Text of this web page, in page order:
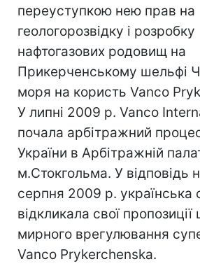
переуступкою нею прав на
геологорозвідку і розробку
нафтогазових родовищ на
Прикерченському шельфі
моря на користь Vanco
У липні 2009 р. Vanco
почала арбітражний
України в Арбітражній
м.Стокгольма. У відповідь
серпня 2009 р. українська
відкликала свої
мирного врегулювання
Vanco Prykerchenska.